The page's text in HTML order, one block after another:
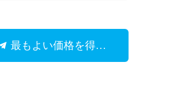
最もよい価格を得なさい